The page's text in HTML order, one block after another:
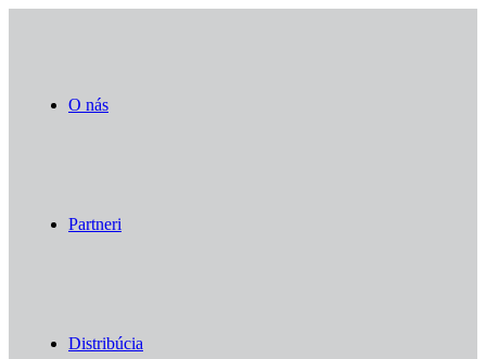
O nás
Partneri
Distribúcia